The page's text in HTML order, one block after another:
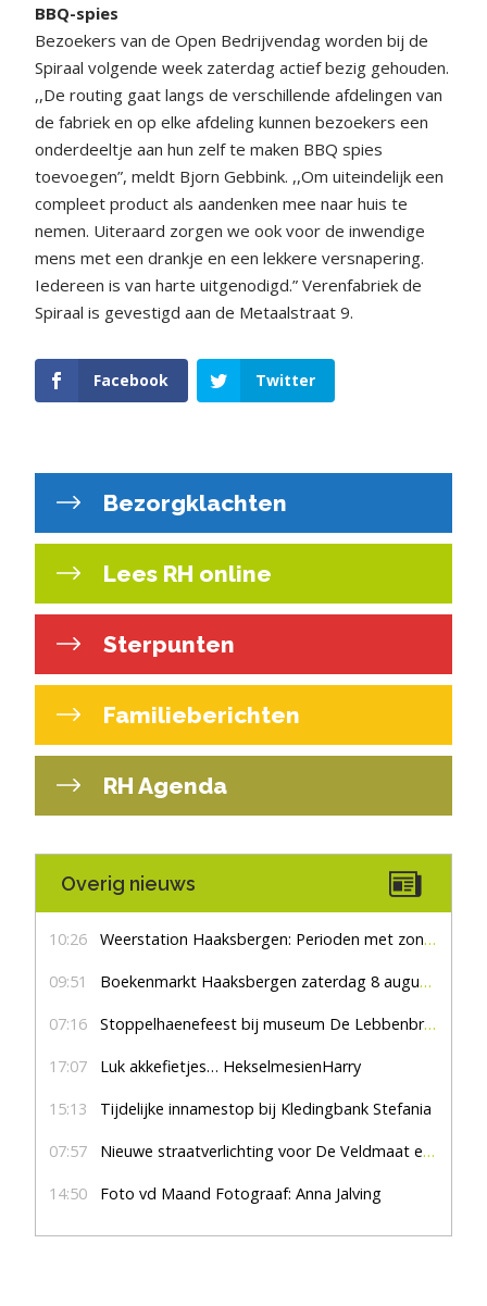
BBQ-spies
Bezoekers van de Open Bedrijvendag worden bij de
Spiraal volgende week zaterdag actief bezig gehouden.
,,De routing gaat langs de verschillende afdelingen van
de fabriek en op elke afdeling kunnen bezoekers een
onderdeeltje aan hun zelf te maken BBQ spies
toevoegen”, meldt Bjorn Gebbink. ,,Om uiteindelijk een
compleet product als aandenken mee naar huis te
nemen. Uiteraard zorgen we ook voor de inwendige
mens met een drankje en een lekkere versnapering.
Iedereen is van harte uitgenodigd.” Verenfabriek de
Spiraal is gevestigd aan de Metaalstraat 9.
Facebook Twitter
Bezorgklachten
Lees RH online
Sterpunten
Familieberichten
RH Agenda
Overig nieuws
10:26 Weerstation Haaksbergen: Perioden met zon en droog
09:51 Boekenmarkt Haaksbergen zaterdag 8 augustus, marktplein Haaksbergen
07:16 Stoppelhaenefeest bij museum De Lebbenbrugge
17:07 Luk akkefietjes… HekselmesienHarry
15:13 Tijdelijke innamestop bij Kledingbank Stefania
07:57 Nieuwe straatverlichting voor De Veldmaat en De Pas
14:50 Foto vd Maand Fotograaf: Anna Jalving